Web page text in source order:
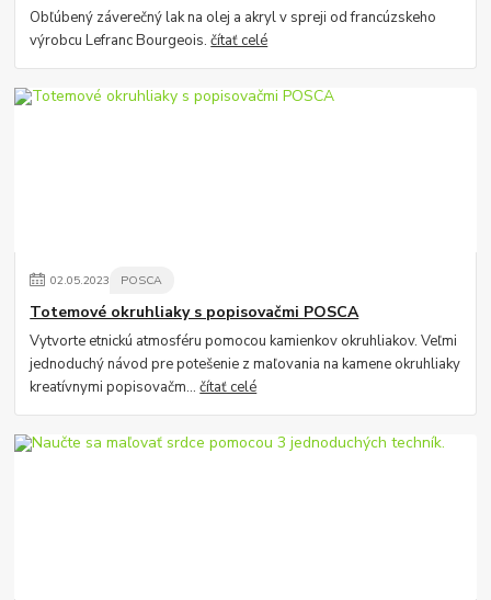
Obľúbený záverečný lak na olej a akryl v spreji od francúzskeho
výrobcu Lefranc Bourgeois.čítať celé
02.05.2023 POSCA
Totemové okruhliaky s popisovačmi POSCA
Vytvorte etnickú atmosféru pomocou kamienkov okruhliakov. Veľmi
jednoduchý návod pre potešenie z maľovania na kamene okruhliaky
kreatívnymi popisovačm...čítať celé